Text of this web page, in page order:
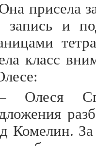
присела
запись и
класс
Олеся
Комелин.